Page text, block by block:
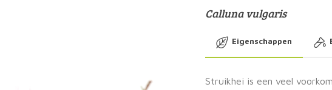
Calluna vulgaris
Eigenschappen
Struikhei is een veel